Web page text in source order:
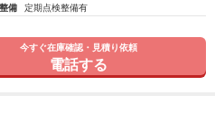
整備 定期点検整備有
今すぐ在庫確認・見積り依頼
電話する